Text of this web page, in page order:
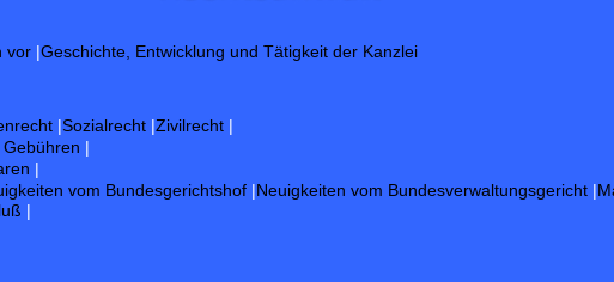
vor |Geschichte, Entwicklung und Tätigkeit der Kanzlei
|Sozialrecht |Zivilrecht |
|
|
vom Bundesgerichtshof |Neuigkeiten vom Bundesverwaltungsgericht |
|